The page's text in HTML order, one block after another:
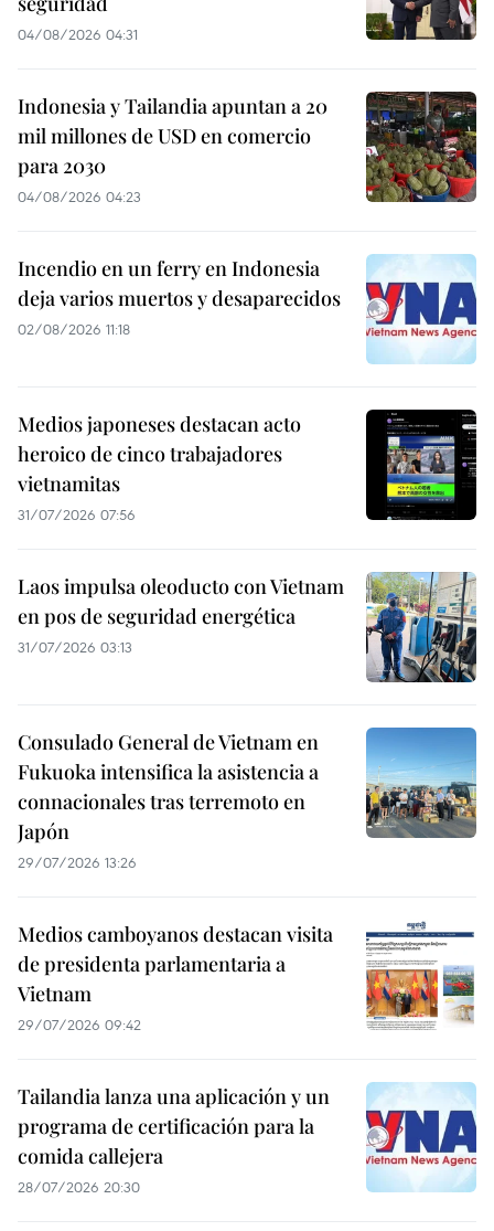
04/08/2026 04:31
Indonesia y Tailandia apuntan a 20
mil millones de USD en comercio
para 2030
04/08/2026 04:23
Incendio en un ferry en Indonesia
deja varios muertos y desaparecidos
02/08/2026 11:18
Medios japoneses destacan acto
heroico de cinco trabajadores
vietnamitas
31/07/2026 07:56
Laos impulsa oleoducto con Vietnam
en pos de seguridad energética
31/07/2026 03:13
Consulado General de Vietnam en
Fukuoka intensifica la asistencia a
connacionales tras terremoto en
Japón
29/07/2026 13:26
Medios camboyanos destacan visita
de presidenta parlamentaria a
Vietnam
29/07/2026 09:42
Tailandia lanza una aplicación y un
programa de certificación para la
comida callejera
28/07/2026 20:30